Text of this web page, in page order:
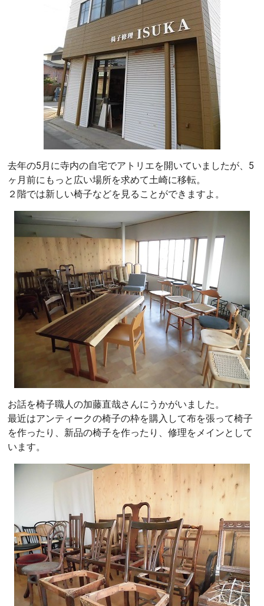
去年の5月に寺内の自宅でアトリエを開いていましたが、5
ヶ月前にもっと広い場所を求めて土崎に移転。
２階では新しい椅子などを見ることができますよ。
お話を椅子職人の加藤直哉さんにうかがいました。
最近はアンティークの椅子の枠を購入して布を張って椅子
を作ったり、新品の椅子を作ったり、修理をメインとして
います。